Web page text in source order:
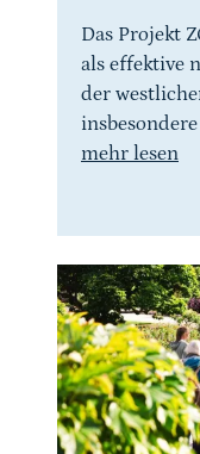
Das Projekt
als effektive
der
mehr lesen